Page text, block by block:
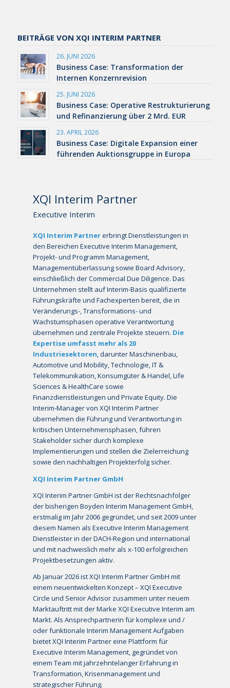
BEITRÄGE VON XQI INTERIM PARTNER
26. JUNI 2026
Business Case: Transformation der
Internen Konzernrevision
25. JUNI 2026
Business Case: Operative Restrukturierung
und Refinanzierung über 2 Mrd. EUR
23. APRIL 2026
Business Case: Digitale Expansion einer
führenden Auktionsgruppe in Europa
XQI Interim Partner
Executive Interim
XQI Interim Partnererbringt Dienstleistungen in
den Bereichen Executive Interim Management,
Projekt- und Programm Management,
Managementüberlassung sowie Board Advisory,
einschließlich der Commercial Due Diligence. Das
Unternehmen stellt auf Interim-Basis qualifizierte
Führungskräfte und Fachexperten bereit, die in
Veränderungs-, Transformations- und
Wachstumsphasen operative Verantwortung
übernehmen und zentrale Projekte steuern. Die
Expertise umfasst mehr als 20
Industriesektoren, darunter Maschinenbau,
Automotive und Mobility, Technologie, IT &
Telekommunikation, Konsumgüter & Handel, Life
Sciences & HealthCare sowie
Finanzdienstleistungen und Private Equity. Die
Interim-Manager von XQI Interim Partner
übernehmen die Führung und Verantwortung in
kritischen Unternehmensphasen, führen
Stakeholder sicher durch komplexe
Implementierungen und stellen die Zielerreichung
sowie den nachhaltigen Projekterfolg sicher.
XQI Interim Partner GmbH
XQI Interim Partner GmbH ist der Rechtsnachfolger
der bisherigen Boyden Interim Management GmbH,
erstmalig im Jahr 2006 gegründet, und seit 2009 unter
diesem Namen als Executive Interim Management
Dienstleister in der DACH-Region und international
und mit nachweislich mehr als x-100 erfolgreichen
Projektbesetzungen aktiv.
Ab Januar 2026 ist XQI Interim Partner GmbH mit
einem neuentwickelten Konzept – XQI Executive
Circle und Senior Advisor zusammen unter neuem
Marktauftritt mit der Marke XQI Executive Interim am
Markt. Als Ansprechpartnerin für komplexe und /
oder funktionale Interim Management Aufgaben
bietet XQI Interim Partner eine Plattform für
Executive Interim Management, gegründet von
einem Team mit jahrzehntelanger Erfahrung in
Transformation, Krisenmanagement und
strategischer Führung.